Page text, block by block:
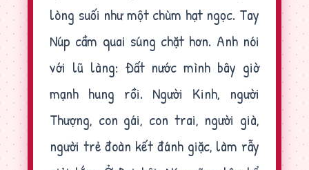
lòng suối như một chùm hạt ngọc. Tay
Núp cầm quai súng chặt hơn. Anh nói
với lũ làng: Đất nước mình bây giờ
mạnh hung rồi. Người Kinh, người
Thượng, con gái, con trai, người già,
người trẻ đoàn kết đánh giặc, làm rẫy